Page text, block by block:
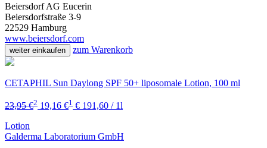
Beiersdorf AG Eucerin
Beiersdorfstraße 3-9
22529 Hamburg
www.beiersdorf.com
weiter einkaufen zum Warenkorb
CETAPHIL Sun Daylong SPF 50+ liposomale Lotion, 100 ml
23,95 €2 19,16 €1 € 191,60 / 1l
Lotion
Galderma Laboratorium GmbH